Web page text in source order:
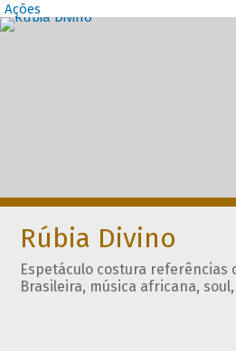
Ações
Rúbia Divino
Espetáculo costura referências
Brasileira, música africana,